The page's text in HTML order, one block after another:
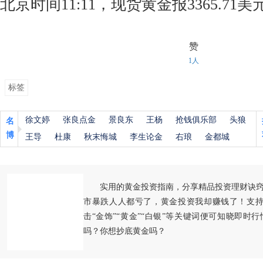
北京时间11:11，现货黄金报3365.71美
赞
1人
标签
名
博
徐文婷 张良点金 景良东 王杨 抢钱俱乐部
头狼
王导
杜康 秋末悔城 李生论金 右琅 金都城
实用的黄金投资指南，分享精品投资理财诀
市暴跌人人都亏了，黄金投资我却赚钱了！支
击“金饰”“黄金”“白银”等关键词便可知晓即时
吗？你想抄底黄金吗？